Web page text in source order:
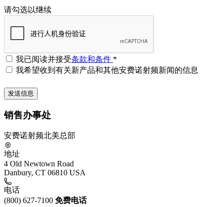
请勾选以继续
我已阅读并接受条款和条件 *
我希望收到有关新产品和其他安费诺射频新闻的信息
销售办事处
安费诺射频北美总部
地址
4 Old Newtown Road
Danbury, CT 06810 USA
电话
(800) 627-7100 免费电话